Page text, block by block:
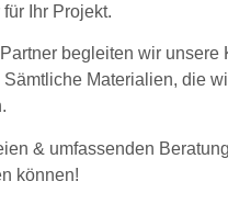
Ihr Projekt.
begleiten wir
Sämtliche Materialien, die
& umfassenden
können!